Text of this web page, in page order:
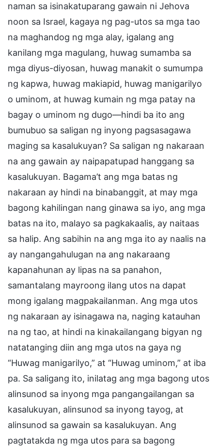
naman sa isinakatuparang gawain ni Jehova
noon sa Israel, kagaya ng pag-utos sa mga tao
na maghandog ng mga alay, igalang ang
kanilang mga magulang, huwag sumamba sa
mga diyus-diyosan, huwag manakit o sumumpa
ng kapwa, huwag makiapid, huwag manigarilyo
o uminom, at huwag kumain ng mga patay na
bagay o uminom ng dugo—hindi ba ito ang
bumubuo sa saligan ng inyong pagsasagawa
maging sa kasalukuyan? Sa saligan ng nakaraan
na ang gawain ay naipapatupad hanggang sa
kasalukuyan. Bagama’t ang mga batas ng
nakaraan ay hindi na binabanggit, at may mga
bagong kahilingan nang ginawa sa iyo, ang mga
batas na ito, malayo sa pagkakaalis, ay naitaas
sa halip. Ang sabihin na ang mga ito ay naalis na
ay nangangahulugan na ang nakaraang
kapanahunan ay lipas na sa panahon,
samantalang mayroong ilang utos na dapat
mong igalang magpakailanman. Ang mga utos
ng nakaraan ay isinagawa na, naging katauhan
na ng tao, at hindi na kinakailangang bigyan ng
natatanging diin ang mga utos na gaya ng
“Huwag manigarilyo,” at “Huwag uminom,” at iba
pa. Sa saligang ito, inilatag ang mga bagong utos
alinsunod sa inyong mga pangangailangan sa
kasalukuyan, alinsunod sa inyong tayog, at
alinsunod sa gawain sa kasalukuyan. Ang
pagtatakda ng mga utos para sa bagong